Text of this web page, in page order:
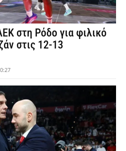
στη Ρόδο για φιλικό
στις 12-13